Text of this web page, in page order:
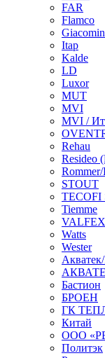
FAR
Flamco
Itap
Kalde
LD
Luxor
MUT
MVI
MVI /
Rehau
Resideo
STOUT
TECOFI
Tiemme
VALFEX
Watts
Wester
Бастион
БРОЕН
ГК
Китай
ООО
Политэк